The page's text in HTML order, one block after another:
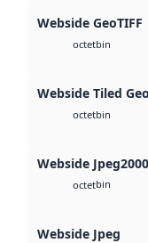
Webside GeoTIFF
octetbin
Webside Tiled
octetbin
Webside Jpeg2000
octetbin
Webside Jpeg